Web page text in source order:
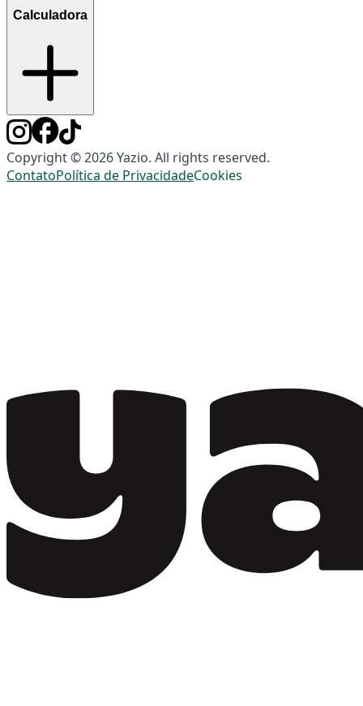
Calculadora
Copyright © 2026 Yazio. All rights reserved.
ContatoPolítica de PrivacidadeCookies